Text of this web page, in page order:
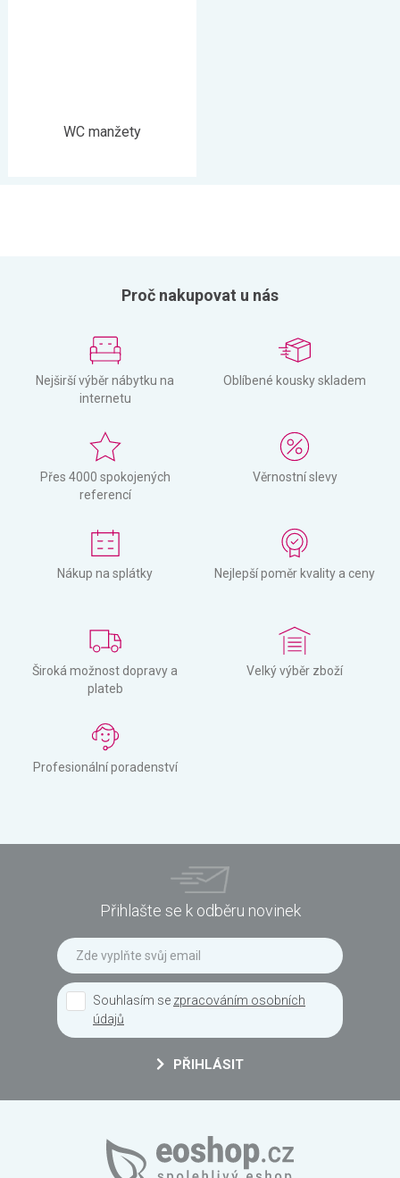
WC manžety
Proč nakupovat u nás
Nejširší výběr nábytku na
internetu
Oblíbené kousky skladem
Přes 4000 spokojených
referencí
Věrnostní slevy
Nákup na splátky Nejlepší poměr kvality a ceny
Široká možnost dopravy a
plateb
Velký výběr zboží
Profesionální poradenství
Přihlašte se k odběru novinek
Souhlasím se zpracováním osobních
údajů
PŘIHLÁSIT